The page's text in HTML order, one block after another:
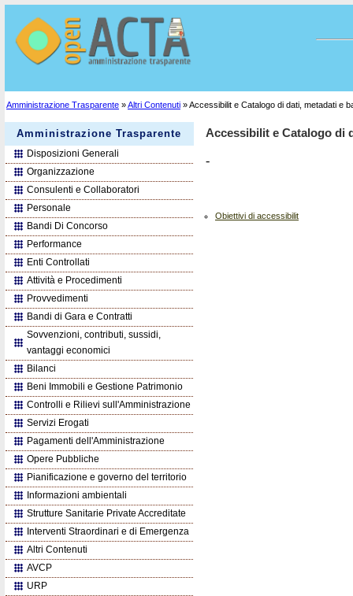
Amministrazione Trasparente »Altri Contenuti » Accessibilit e Catalogo di dati, metadati e
Accessibilit e Catalogo di
-
Obiettivi di accessibilit
Amministrazione Trasparente
Disposizioni Generali
Organizzazione
Consulenti e Collaboratori
Personale
Bandi Di Concorso
Performance
Enti Controllati
Attività e Procedimenti
Provvedimenti
Bandi di Gara e Contratti
Sovvenzioni, contributi, sussidi,
vantaggi economici
Bilanci
Beni Immobili e Gestione Patrimonio
Controlli e Rilievi sull'Amministrazione
Servizi Erogati
Pagamenti dell'Amministrazione
Opere Pubbliche
Pianificazione e governo del territorio
Informazioni ambientali
Strutture Sanitarie Private Accreditate
Interventi Straordinari e di Emergenza
Altri Contenuti
AVCP
URP